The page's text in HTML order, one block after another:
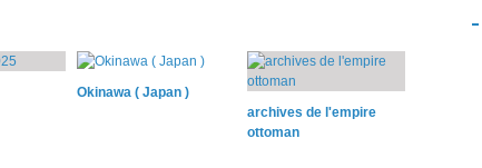
Okinawa ( Japan )
archives de l'empire
ottoman